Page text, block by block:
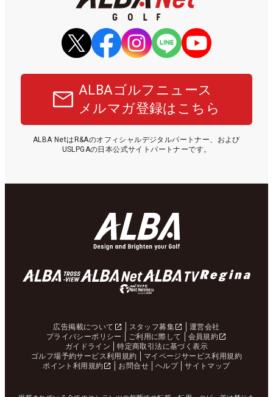
ALBAゴルフニュース
メルマガ登録はこちら
ALBA NetはR&Aのオフィシャルデジタルパートナー、および
USLPGAの日本公式サイトパートナーです。
広告掲載について スタッフ募集
運営会社
プライバシーポリシー
ご利用に際して
会員規約
ガイドライン
特定商取引法に基づく表示
ゴルフ場予約サービス利用規約
マイページサービス利用規約
ポイント利用規約
お問合せ ヘルプ サイトマップ